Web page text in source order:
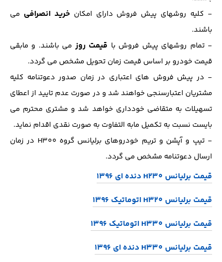
- کلیه روشهای پیش فروش دارای امکانخرید انصرافی می
باشند.
- تمام روشهای پیش فروش با قیمت روزمی باشند. و مابقی
قیمت خودرو بر اساس قیمت زمان تحویل مشخص می گردد.
- در پیش فروش های اعتباری در زمان صدور دعوتنامه کلیه
مشتریان اعتبارسنجی خواهند شد و در صورت عدم تایید از اعطای
تسهیلات به متقاضی خودداری خواهد شد و مشتری محترم می
بایست نسبت به تکمیل مابه التفاوت به صورت نقدی اقدام نماید.
- تیپ و آپشن و تریم خودروهای برلیانس گروه H300 در زمان
ارسال دعوتنامه مشخص می گردد.
قیمت برلیانس H230 دنده ای 1396
قیمت برلیانس H320 اتوماتیک 1396
قیمت برلیانس H330 اتوماتیک 1396
قیمت برلیانس H330 دنده ای 1396